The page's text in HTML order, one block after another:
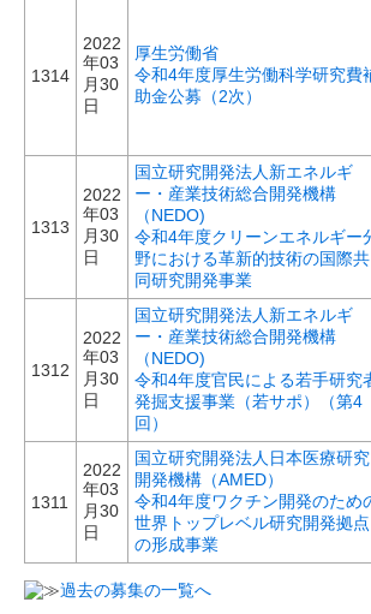
1314
2022
年03
月30
日
厚生労働省
令和4年度厚生労働科学研究費
助金公募（2次）
1313
2022
年03
月30
日
国立研究開発法人新エネルギ
ー・産業技術総合開発機構
（NEDO)
令和4年度クリーンエネルギー
野における革新的技術の国際共
同研究開発事業
1312
2022
年03
月30
日
国立研究開発法人新エネルギ
ー・産業技術総合開発機構
（NEDO)
令和4年度官民による若手研究
発掘支援事業（若サポ）（第4
回）
1311
2022
年03
月30
日
国立研究開発法人日本医療研究
開発機構（AMED）
令和4年度ワクチン開発のため
世界トップレベル研究開発拠点
の形成事業
過去の募集の一覧へ